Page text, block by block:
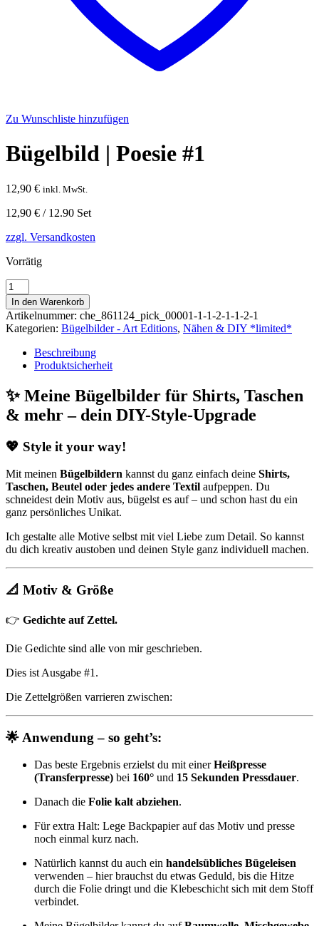
Zu Wunschliste hinzufügen
Bügelbild | Poesie #1
12,90 € inkl. MwSt.
12,90 € / 12.90 Set
zzgl. Versandkosten
Vorrätig
Bügelbild
|
Poesie
#1
Menge
In den Warenkorb
Artikelnummer: che_861124_pick_00001-1-1-2-1-1-2-1
Kategorien: Bügelbilder - Art Editions, Nähen & DIY *limited*
Beschreibung
Produktsicherheit
✨ Meine Bügelbilder für Shirts, Taschen
& mehr – dein DIY-Style-Upgrade
💖 Style it your way!
Mit meinen Bügelbildern kannst du ganz einfach deine Shirts,
Taschen, Beutel oder jedes andere Textil aufpeppen. Du
schneidest dein Motiv aus, bügelst es auf – und schon hast du ein
ganz persönliches Unikat.
Ich gestalte alle Motive selbst mit viel Liebe zum Detail. So kannst
du dich kreativ austoben und deinen Style ganz individuell machen.
📐 Motiv & Größe
👉 Gedichte auf Zettel.
Die Gedichte sind alle von mir geschrieben.
Dies ist Ausgabe #1.
Die Zettelgrößen varrieren zwischen:
🌟 Anwendung – so geht’s:
Das beste Ergebnis erzielst du mit einerHeißpresse
(Transferpresse) bei 160° und 15 Sekunden Pressdauer.
Danach die Folie kalt abziehen.
Für extra Halt: Lege Backpapier auf das Motiv und presse
noch einmal kurz nach.
Natürlich kannst du auch ein handelsübliches Bügeleisen
verwenden – hier brauchst du etwas Geduld, bis die Hitze
durch die Folie dringt und die Klebeschicht sich mit dem Stoff
verbindet.